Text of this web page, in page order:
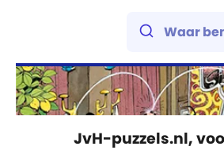
JvH-puzzels.nl,